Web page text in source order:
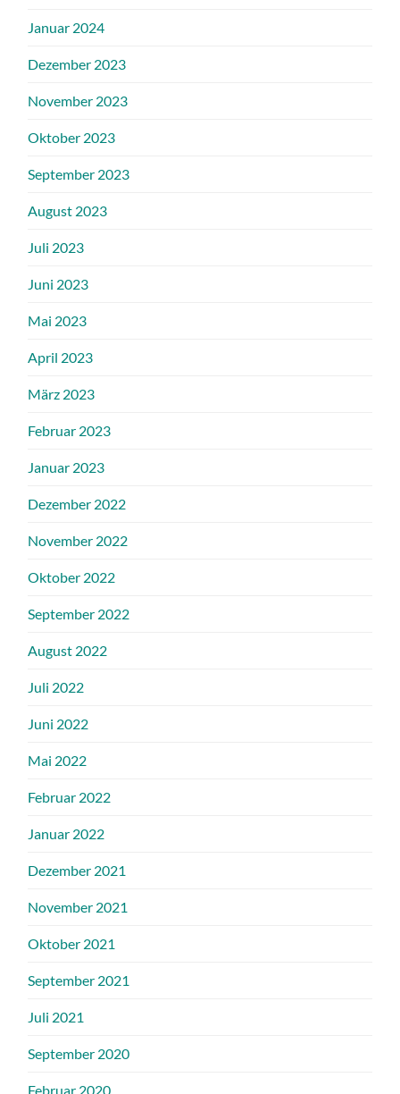
Januar 2024
Dezember 2023
November 2023
Oktober 2023
September 2023
August 2023
Juli 2023
Juni 2023
Mai 2023
April 2023
März 2023
Februar 2023
Januar 2023
Dezember 2022
November 2022
Oktober 2022
September 2022
August 2022
Juli 2022
Juni 2022
Mai 2022
Februar 2022
Januar 2022
Dezember 2021
November 2021
Oktober 2021
September 2021
Juli 2021
September 2020
Februar 2020